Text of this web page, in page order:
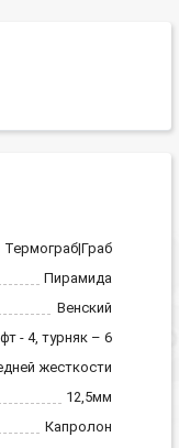
Термограб|Граб
Пирамида
Венский
- 4, турняк – 6
жесткости
12,5мм
Капролон